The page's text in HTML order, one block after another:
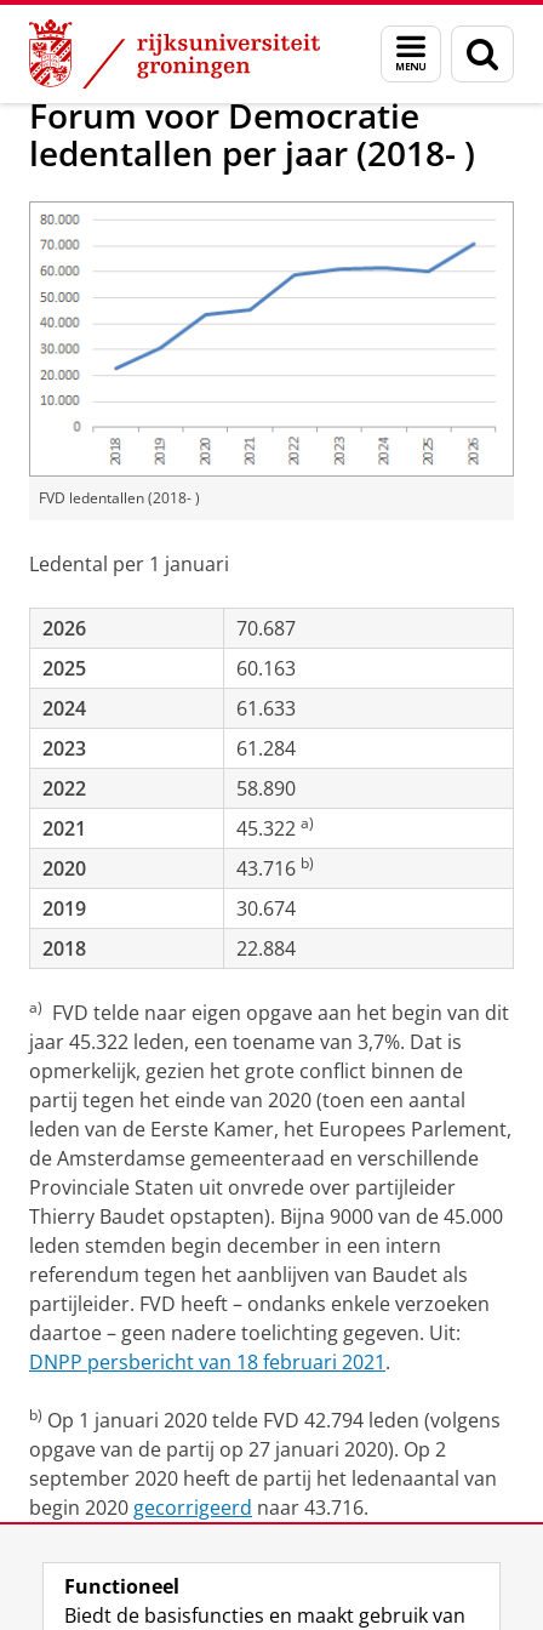
Skip
Content
Skip
Navigation
Menu
en
zoeken
Onderzoek Uitgelicht
Forum voor Democratie
ledentallen per jaar (2018- )
FVD ledentallen (2018- )
Ledental per 1 januari
2026
70.687
2025
60.163
2024
61.633
2023
61.284
2022
58.890
2021
45.322 a)
2020 43.716 b)
2019
30.674
2018
22.884
a) FVD telde naar eigen opgave aan het begin van dit
jaar 45.322 leden, een toename van 3,7%. Dat is
opmerkelijk, gezien het grote conflict binnen de
partij tegen het einde van 2020 (toen een aantal
leden van de Eerste Kamer, het Europees Parlement,
de Amsterdamse gemeenteraad en verschillende
Provinciale Staten uit onvrede over partijleider
Thierry Baudet opstapten). Bijna 9000 van de 45.000
leden stemden begin december in een intern
referendum tegen het aanblijven van Baudet als
partijleider. FVD heeft – ondanks enkele verzoeken
daartoe – geen nadere toelichting gegeven. Uit:
DNPP persbericht van 18 februari 2021.
b) Op 1 januari 2020 telde FVD 42.794 leden (volgens
opgave van de partij op 27 januari 2020). Op 2
september 2020 heeft de partij het ledenaantal van
begin 2020 gecorrigeerd naar 43.716.
Laatst gewijzigd: 23 april 2026 11:34
Functioneel
Biedt de basisfuncties en maakt gebruik van